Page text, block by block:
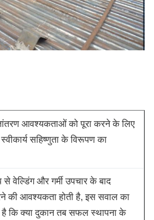
आवश्यकताओं को पूरा करने के लिए
सहिष्णुता के विरूपण का
वेल्डिंग और गर्मी उपचार के बाद
की आवश्यकता होती है, इस सवाल का
है कि क्या दुकान तब सफल स्थापना के